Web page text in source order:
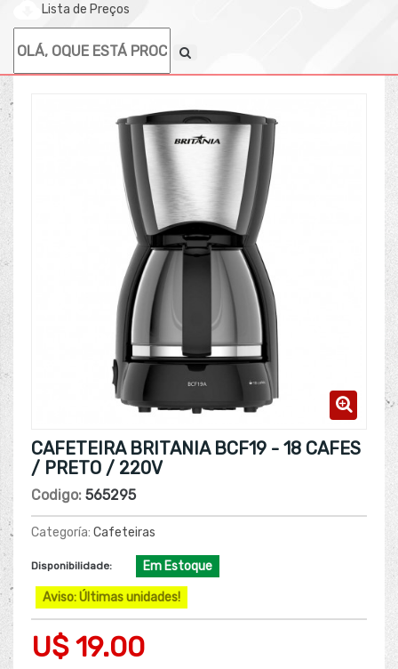
Lista de Preços
CAFETEIRA BRITANIA BCF19 - 18 CAFES
/ PRETO / 220V
Codigo: 565295
Categoría: Cafeteiras
Disponibilidade: Em Estoque
Aviso: Últimas unidades!
U$ 19.00